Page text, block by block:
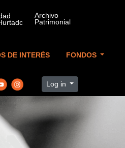
DE INTERÉS FONDOS
Log in